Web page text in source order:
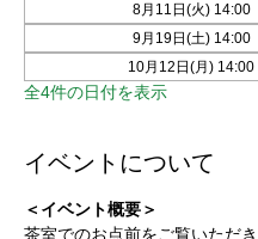
8月11日(火) 14:00
9月19日(土) 14:00
10月12日(月) 14:00
全4件の日付を表示
イベントについて
＜イベント概要＞
茶室でのお点前をご覧いただ